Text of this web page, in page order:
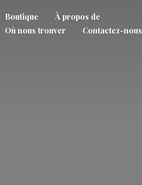
Boutique
À propos de
Où nous trouver
Contactez-nous